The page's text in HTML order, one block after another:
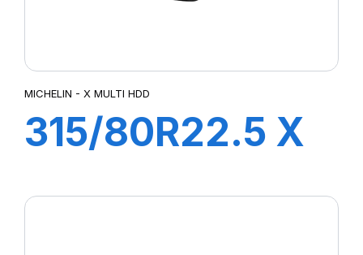
MICHELIN - X MULTI HDD
315/80R22.5 X